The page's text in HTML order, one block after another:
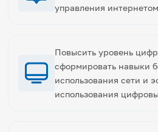
управления интернетом
Повысить уровень
сформировать навыки
использования сети и
использования